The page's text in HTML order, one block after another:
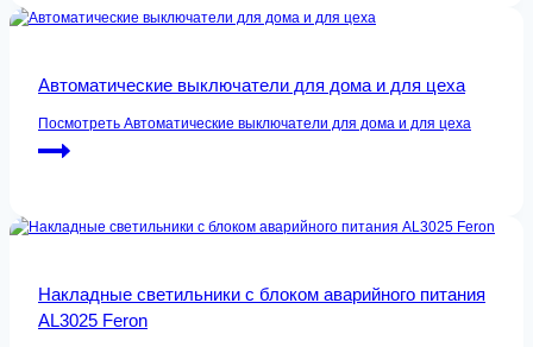
Автоматические выключатели для дома и для цеха
Посмотреть Автоматические выключатели для дома и для цеха
Накладные светильники с блоком аварийного питания
AL3025 Feron